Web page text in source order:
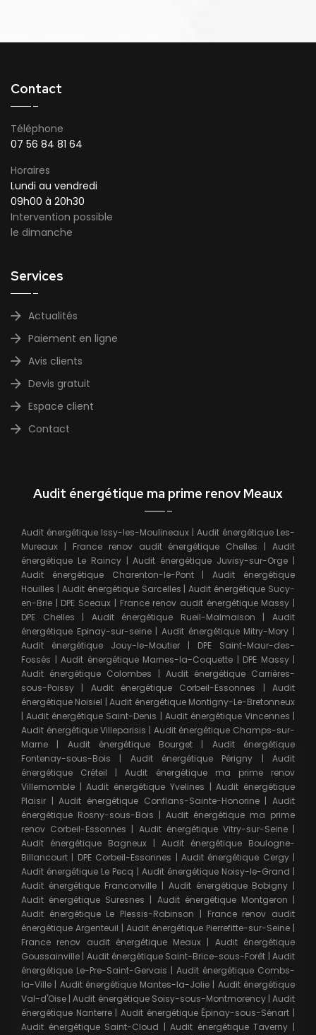
Contact
Téléphone
07 56 84 81 64
Horaires
Lundi au vendredi
09h00 à 20h30
Intervention possible
le dimanche
Audit énergétique ma prime renov Meaux
Audit énergétique Issy-les-Moulineaux | Audit énergétique Les-
Mureaux | France renov audit énergétique Chelles | Audit
énergétique Le Raincy|Audit énergétique Juvisy-sur-Orge |
Audit énergétique Charenton-le-Pont|Audit énergétique
Houilles | Audit énergétique Sarcelles |Audit énergétique Sucy-
en-Brie | DPE Sceaux | France renov audit énergétique Massy |
DPE Chelles | Audit énergétique Rueil-Malmaison |Audit
énergétique Epinay-sur-seine|Audit énergétique Mitry-Mory |
Audit énergétique Jouy-le-Moutier | DPE Saint-Maur-des-
Fossés | Audit énergétique Marnes-la-Coquette | DPE Massy|
Audit énergétique Colombes | Audit énergétique Carrières-
sous-Poissy | Audit énergétique Corbeil-Essonnes |Audit
énergétique Noisiel |Audit énergétique Montigny-Le-Bretonneux
|Audit énergétique Saint-Denis | Audit énergétique Vincennes |
Audit énergétique Villeparisis | Audit énergétique Champs-sur-
Marne | Audit énergétique Bourget | Audit énergétique
Fontenay-sous-Bois | Audit énergétique Périgny |Audit
énergétique Créteil |Audit énergétique ma prime renov
Villemomble |Audit énergétique Yvelines |Audit énergétique
Plaisir |Audit énergétique Conflans-Sainte-Honorine|Audit
énergétique Rosny-sous-Bois | Audit énergétique ma prime
renov Corbeil-Essonnes | Audit énergétique Vitry-sur-Seine|
Audit énergétique Bagneux | Audit énergétique Boulogne-
Billancourt | DPE Corbeil-Essonnes | Audit énergétique Cergy|
Audit énergétique Le Pecq | Audit énergétique Noisy-le-Grand |
Audit énergétique Franconville | Audit énergétique Bobigny |
Audit énergétique Suresnes | Audit énergétique Montgeron |
Audit énergétique Le Plessis-Robinson | France renov audit
énergétique Argenteuil | Audit énergétique Pierrefitte-sur-Seine |
France renov audit énergétique Meaux | Audit énergétique
Goussainville | Audit énergétique Saint-Brice-sous-Forêt |Audit
énergétique Le-Pre-Saint-Gervais | Audit énergétique Combs-
la-Ville | Audit énergétique Mantes-la-Jolie | Audit énergétique
Val-d'Oise |Audit énergétique Soisy-sous-Montmorency|Audit
énergétique Nanterre|Audit énergétique Épinay-sous-Sénart |
Audit énergétique Saint-Cloud |Audit énergétique Taverny |
Services
Actualités
Paiement en ligne
Avis clients
Devis gratuit
Espace client
Contact